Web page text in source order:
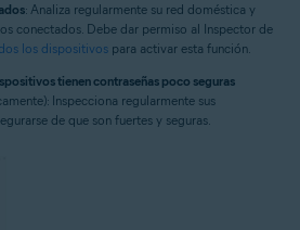
: Analiza regularmente su red doméstica y
conectados. Debe dar permiso al Inspector de
los dispositivos para activar esta función.
tienen contraseñas poco seguras
Inspecciona regularmente sus
de que son fuertes y seguras.